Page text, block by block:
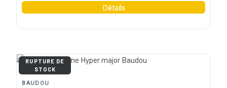
BAUDOU
RUPTURE DE
STOCK